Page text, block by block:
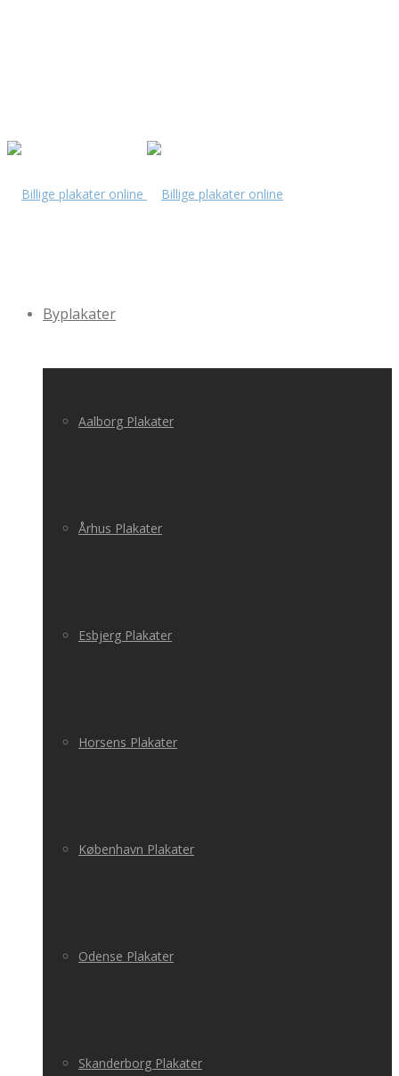
Byplakater
Aalborg Plakater
Århus Plakater
Esbjerg Plakater
Horsens Plakater
København Plakater
Odense Plakater
Skanderborg Plakater